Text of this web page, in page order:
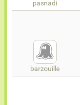
pasnadi
barzouille